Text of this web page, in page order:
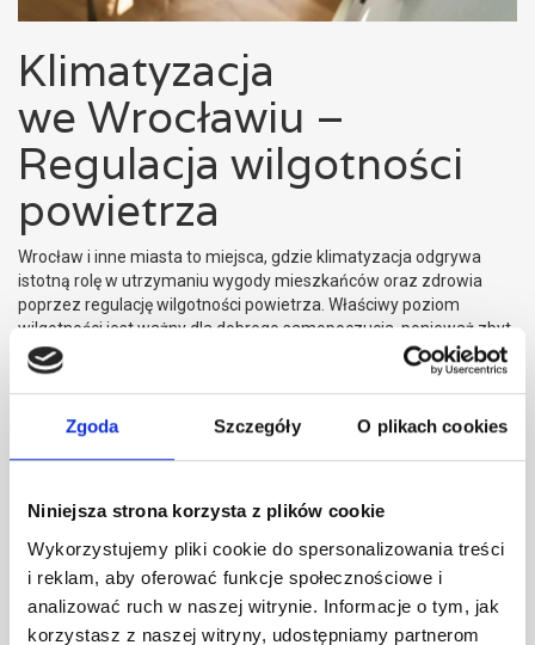
Zgoda Szczegóły O plikach cookies
Niniejsza strona korzysta z plików cookie
Wykorzystujemy pliki cookie do spersonalizowania treści
i reklam, aby oferować funkcje społecznościowe i
analizować ruch w naszej witrynie. Informacje o tym, jak
korzystasz z naszej witryny, udostępniamy partnerom
Klimatyzacja
we Wrocławiu –
Regulacja wilgotności
powietrza
Wrocław i inne miasta to miejsca, gdzie klimatyzacja odgrywa
istotną rolę w utrzymaniu wygody mieszkańców oraz zdrowia
poprzez regulację wilgotności powietrza. Właściwy poziom
wilgotności jest ważny dla dobrego samopoczucia, ponieważ zbyt
niska lub zbyt wysoka wartość może prowadzić do dyskomfortu
i problemów zdrowotnych. Nowoczesne systemy klimatyzacyjne
umożliwiają precyzyjne dostosowanie poziomu wilgotności
do indywidualnych potrzeb użytkowników. Należy zwrócić uwagę
Jak klimatyzacja wpływa
na wilgotność?
Klimatyzacjaoddziałuje na wilgotność powietrza
w pomieszczeniach poprzez osuszanie i regulację jej poziomu.